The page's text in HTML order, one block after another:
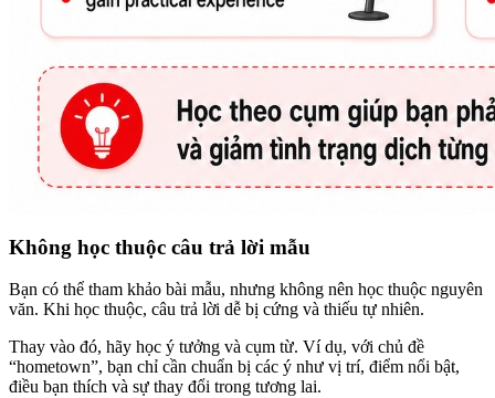
Không học thuộc câu trả lời mẫu
Bạn có thể tham khảo bài mẫu, nhưng không nên học thuộc nguyên
văn. Khi học thuộc, câu trả lời dễ bị cứng và thiếu tự nhiên.
Thay vào đó, hãy học ý tưởng và cụm từ. Ví dụ, với chủ đề
“hometown”, bạn chỉ cần chuẩn bị các ý như vị trí, điểm nổi bật,
điều bạn thích và sự thay đổi trong tương lai.